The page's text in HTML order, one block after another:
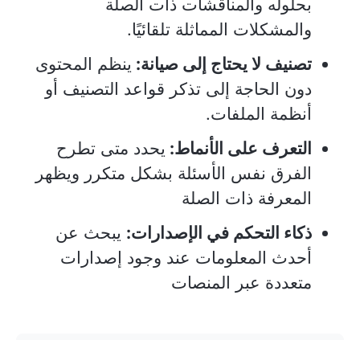
بحلوله والمناقشات ذات الصلة
والمشكلات المماثلة تلقائيًا.
تصنيف لا يحتاج إلى صيانة: ينظم المحتوى
دون الحاجة إلى تذكر قواعد التصنيف أو
أنظمة الملفات.
التعرف على الأنماط: يحدد متى تطرح
الفرق نفس الأسئلة بشكل متكرر ويظهر
المعرفة ذات الصلة
ذكاء التحكم في الإصدارات: يبحث عن
أحدث المعلومات عند وجود إصدارات
متعددة عبر المنصات